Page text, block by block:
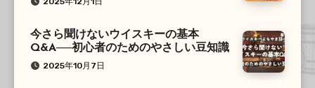
今さら聞けないウイスキーの基本
Q&A──初心者のためのやさしい豆知識
2025年10月7日